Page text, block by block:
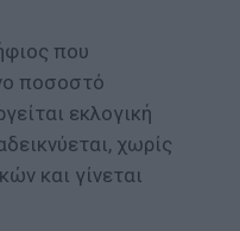
που
ποσοστό
εκλογική
χωρίς
και γίνεται